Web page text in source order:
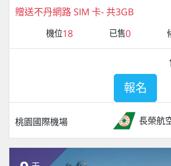
贈送不丹網路 SIM 卡- 共3GB
機位18 已售0
桃園國際機場 長榮航
報名